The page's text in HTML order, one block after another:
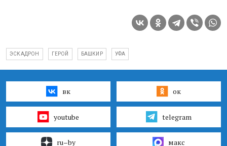
ЭСКАДРОН ГЕРОЙ БАШКИР УФА
вк ок
youtube telegram
ru–by макс